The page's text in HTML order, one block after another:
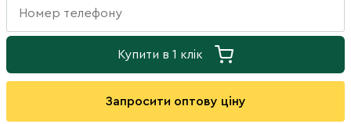
Купити в 1 клік
Запросити оптову ціну